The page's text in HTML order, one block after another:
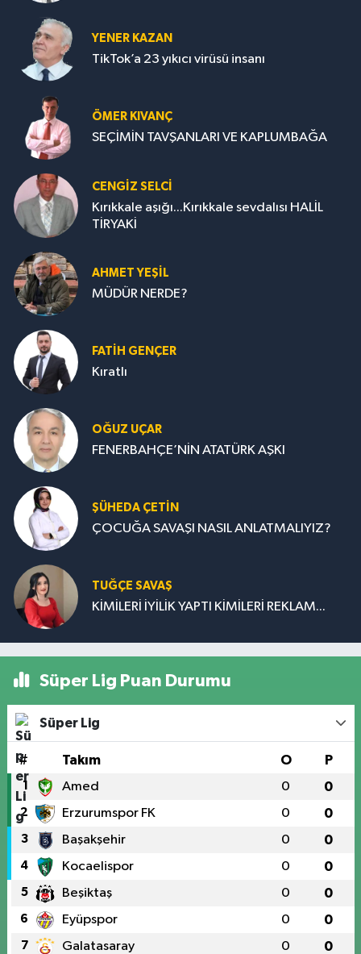
YENER KAZAN
TikTok’a 23 yıkıcı virüsü insanı
ÖMER KIVANÇ
SEÇİMİN TAVŞANLARI VE KAPLUMBAĞA
CENGİZ SELCİ
Kırıkkale aşığı...Kırıkkale sevdalısı HALİL
TİRYAKİ
AHMET YEŞİL
MÜDÜR NERDE?
FATIH GENÇER
Kıratlı
OĞUZ UÇAR
FENERBAHÇE’NİN ATATÜRK AŞKI
ŞÜHEDA ÇETİN
ÇOCUĞA SAVAŞI NASIL ANLATMALIYIZ?
TUĞÇE SAVAŞ
KİMİLERİ İYİLİK YAPTI KİMİLERİ REKLAM...
Süper Lig Puan Durumu
Süper Lig
# Takım O P
1 Amed 0 0
2 Erzurumspor FK 0 0
3 Başakşehir 0 0
4 Kocaelispor 0 0
5 Beşiktaş 0 0
6 Eyüpspor 0 0
7 Galatasaray 0 0